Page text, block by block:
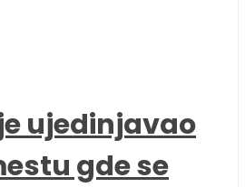
ujedinjavao
gde se